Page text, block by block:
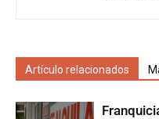
Artículo relacionados